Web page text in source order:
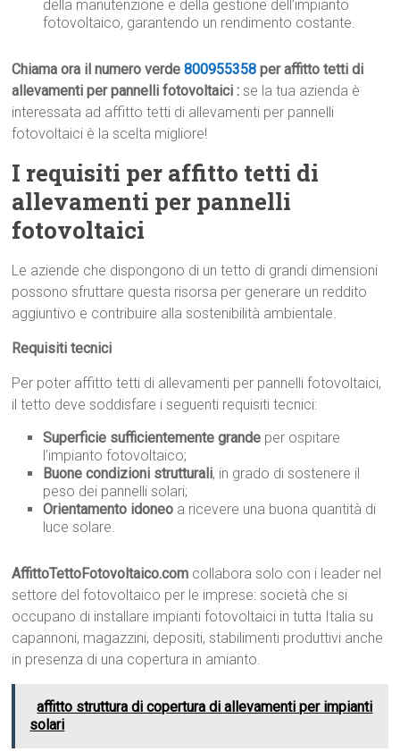
della manutenzione e della gestione dell’impianto
fotovoltaico, garantendo un rendimento costante.
Chiama ora il numero verde800955358 per affitto tetti di
allevamenti per pannelli fotovoltaici : se la tua azienda è
interessata ad affitto tetti di allevamenti per pannelli
fotovoltaici è la scelta migliore!
I requisiti per affitto tetti di
allevamenti per pannelli
fotovoltaici
Le aziende che dispongono di un tetto di grandi dimensioni
possono sfruttare questa risorsa per generare un reddito
aggiuntivo e contribuire alla sostenibilità ambientale.
Requisiti tecnici
Per poter affitto tetti di allevamenti per pannelli fotovoltaici,
il tetto deve soddisfare i seguenti requisiti tecnici:
Superficie sufficientemente grande per ospitare
l’impianto fotovoltaico;
Buone condizioni strutturali, in grado di sostenere il
peso dei pannelli solari;
Orientamento idoneo a ricevere una buona quantità di
luce solare.
AffittoTettoFotovoltaico.com collabora solo con i leader nel
settore del fotovoltaico per le imprese: società che si
occupano di installare impianti fotovoltaici in tutta Italia su
capannoni, magazzini, depositi, stabilimenti produttivi anche
in presenza di una copertura in amianto.
affitto struttura di copertura di allevamenti per impianti
solari